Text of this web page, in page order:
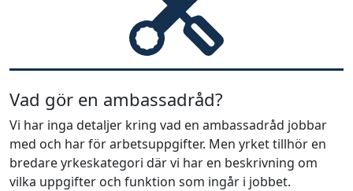
Vad gör en ambassadråd?
Vi har inga detaljer kring vad en ambassadråd jobbar
med och har för arbetsuppgifter. Men yrket tillhör en
bredare yrkeskategori där vi har en beskrivning om
vilka uppgifter och funktion som ingår i jobbet.